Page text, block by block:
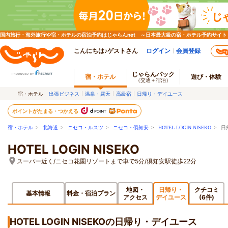
国内旅行・海外旅行や宿・ホテルの宿泊予約はじゃらんnet ～日本最大級の宿・ホテル予約サイト
こんにちは♪ゲストさん ログイン 会員登録
宿・ホテル じゃらんパック
（交通＋宿泊） 遊び・体験
宿・ホテル 出張ビジネス 温泉・露天 高級宿 日帰り・デイユース
ポイントがたまる・つかえる
宿・ホテル > 北海道 > ニセコ・ルスツ > ニセコ・倶知安 > HOTEL LOGIN NISEKO > 日
HOTEL LOGIN NISEKO
スーパー近く/ニセコ花園リゾートまで車で5分/倶知安駅徒歩22分
基本情報 料金・宿泊プラン
地図・
アクセス
日帰り・
デイユース
クチコミ
(6件)
HOTEL LOGIN NISEKOの日帰り・デイユース